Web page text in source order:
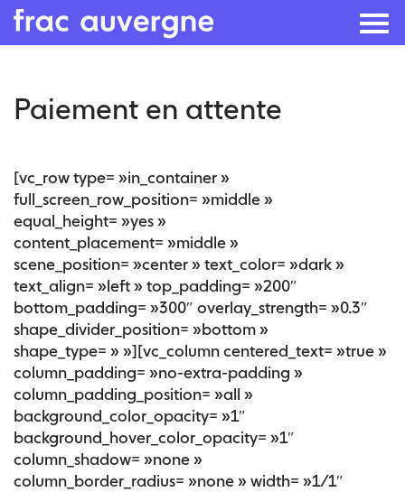
Paiement en attente
[vc_row type= »in_container »
full_screen_row_position= »middle »
equal_height= »yes »
content_placement= »middle »
scene_position= »center » text_color= »dark »
text_align= »left » top_padding= »200″
bottom_padding= »300″ overlay_strength= »0.3″
shape_divider_position= »bottom »
shape_type= » »][vc_column centered_text= »true »
column_padding= »no-extra-padding »
column_padding_position= »all »
background_color_opacity= »1″
background_hover_color_opacity= »1″
column_shadow= »none »
column_border_radius= »none » width= »1/1″